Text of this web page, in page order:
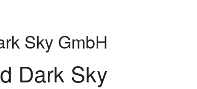
Sky GmbH
Dark Sky